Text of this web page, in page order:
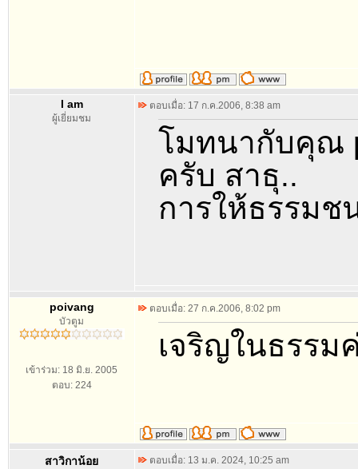
I am
ผู้เยี่ยมชม
ตอบเมื่อ: 17 ก.ค.2006, 8:38 am
โมทนากับคุณ
ครับ สาธุ..
การให้ธรรมช
poivang
บัวตูม
เข้าร่วม: 18 มิ.ย. 2005
ตอบ: 224
ตอบเมื่อ: 27 ก.ค.2006, 8:02 pm
เจริญในธรรม
สาวิกาน้อย ตอบเมื่อ: 13 ม.ค. 2024, 10:25 am